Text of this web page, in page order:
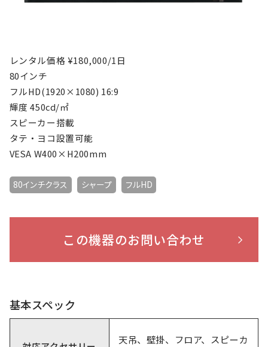
レンタル価格 ¥180,000/1日
80インチ
フルHD(1920×1080) 16:9
輝度 450cd/㎡
スピーカー搭載
タテ・ヨコ設置可能
VESA W400×H200mm
80インチクラス シャープ フルHD
この機器のお問い合わせ
基本スペック
天吊、壁掛、フロア、スピーカ